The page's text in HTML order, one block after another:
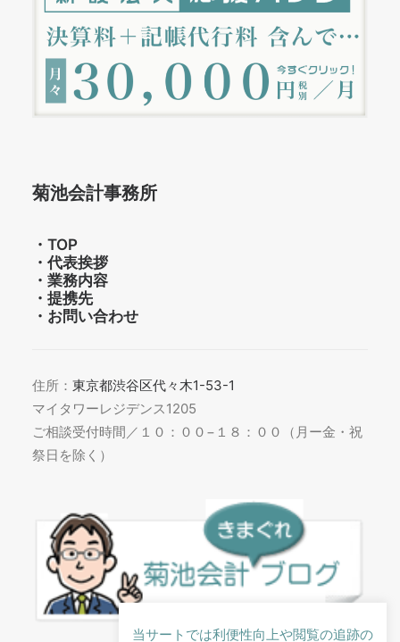
菊池会計事務所
・ TOP
・ 代表挨拶
・ 業務内容
・ 提携先
・ お問い合わせ
住所： 東京都渋谷区代々木1-53-1
マイタワーレジデンス1205
ご相談受付時間／１０：００−１８：００（月ー金・祝
祭日を除く）
当サートでは利便性向上や閲覧の追跡の